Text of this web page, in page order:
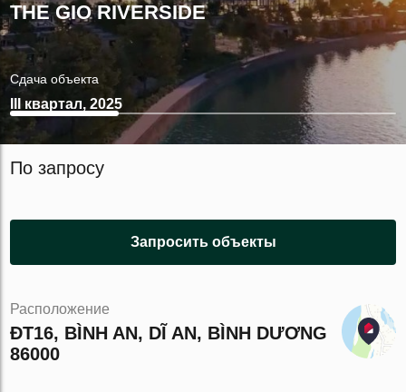
THE GIO RIVERSIDE
Сдача объекта
III квартал, 2025
По запросу
Запросить объекты
Расположение
ĐT16, BÌNH AN, DĨ AN, BÌNH DƯƠNG
86000